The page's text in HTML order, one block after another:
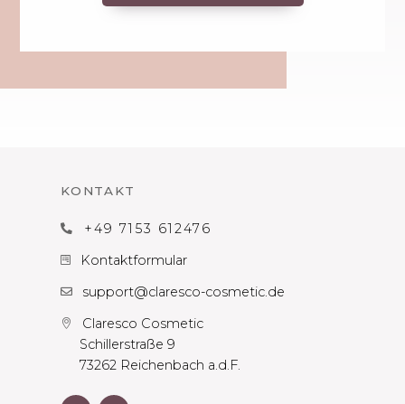
KONTAKT
 +49 7153 612476
 Kontaktformular
 support@claresco-cosmetic.de

Claresco Cosmetic
Schillerstraße 9
73262 Reichenbach a.d.F.